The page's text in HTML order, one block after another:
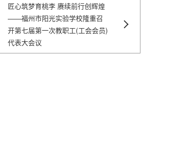
匠心筑梦育桃李 赓续前行创辉煌
——福州市阳光实验学校隆重召
开第七届第一次教职工(工会会员)
代表大会议